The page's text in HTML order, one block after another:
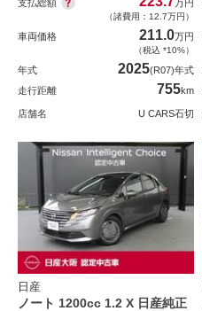
支払総額 万円
（諸費用：12.7万円）
車両価格 211.0万円
（税込 *10%）
年式 2025(R07)年式
走行距離
755km
店舗名 U CARS石切
日産
ノート 1200cc 1.2 X 日産純正